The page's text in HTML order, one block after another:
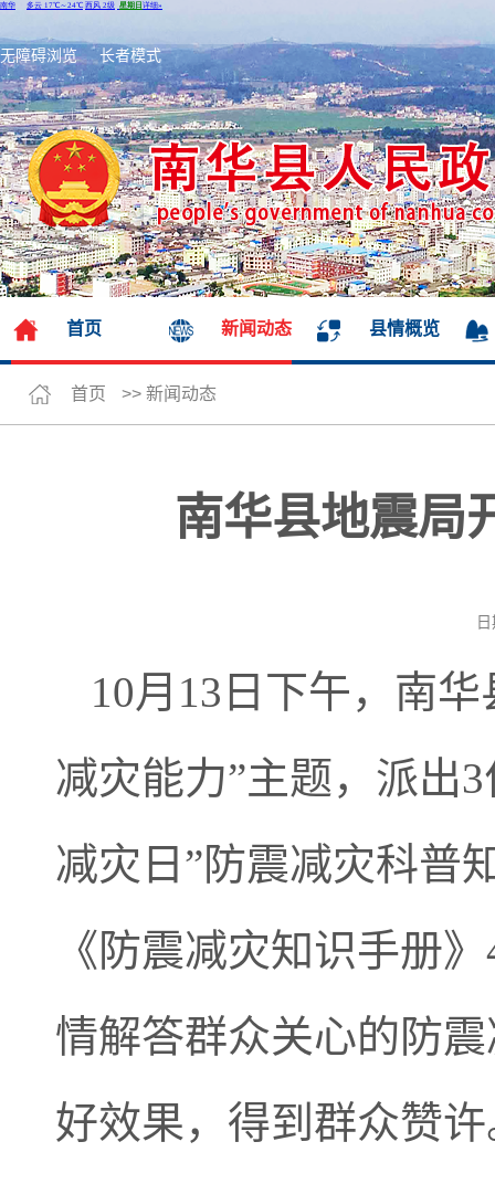
无障碍浏览 长者模式
首页 新闻动态 县情概览
首页 >> 新闻动态
南华县地震局
10月13日下午，南
减灾能力”主题，派出
减灾日”防震减灾科普
《防震减灾知识手册
情解答群众关心的防
好效果，得到群众赞